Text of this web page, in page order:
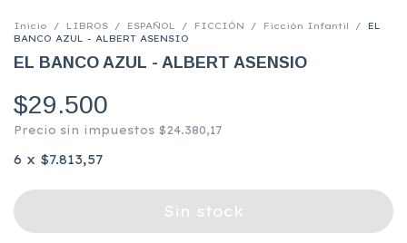
Inicio / LIBROS / ESPAÑOL / FICCIÓN / Ficción Infantil /
EL
BANCO AZUL - ALBERT ASENSIO
EL BANCO AZUL - ALBERT ASENSIO
$29.500
Precio sin impuestos $24.380,17
6 x $7.813,57